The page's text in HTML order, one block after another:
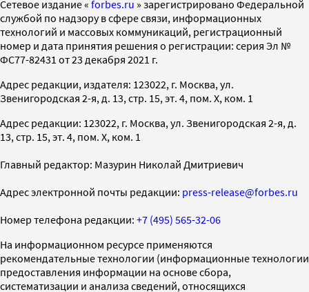
Cетевое издание « forbes.ru » зарегистрировано Федеральной
службой по надзору в сфере связи, информационных
технологий и массовых коммуникаций, регистрационный
номер и дата принятия решения о регистрации: серия Эл №
ФС77-82431 от 23 декабря 2021 г.
Адрес редакции, издателя: 123022, г. Москва, ул.
Звенигородская 2-я, д. 13, стр. 15, эт. 4, пом. X, ком. 1
Адрес редакции: 123022, г. Москва, ул. Звенигородская 2-я, д.
13, стр. 15, эт. 4, пом. X, ком. 1
Главный редактор: Мазурин Николай Дмитриевич
Адрес электронной почты редакции: press-release@forbes.ru
Номер телефона редакции: +7 (495) 565-32-06
На информационном ресурсе применяются
рекомендательные технологии (информационные технологии
предоставления информации на основе сбора,
систематизации и анализа сведений, относящихся